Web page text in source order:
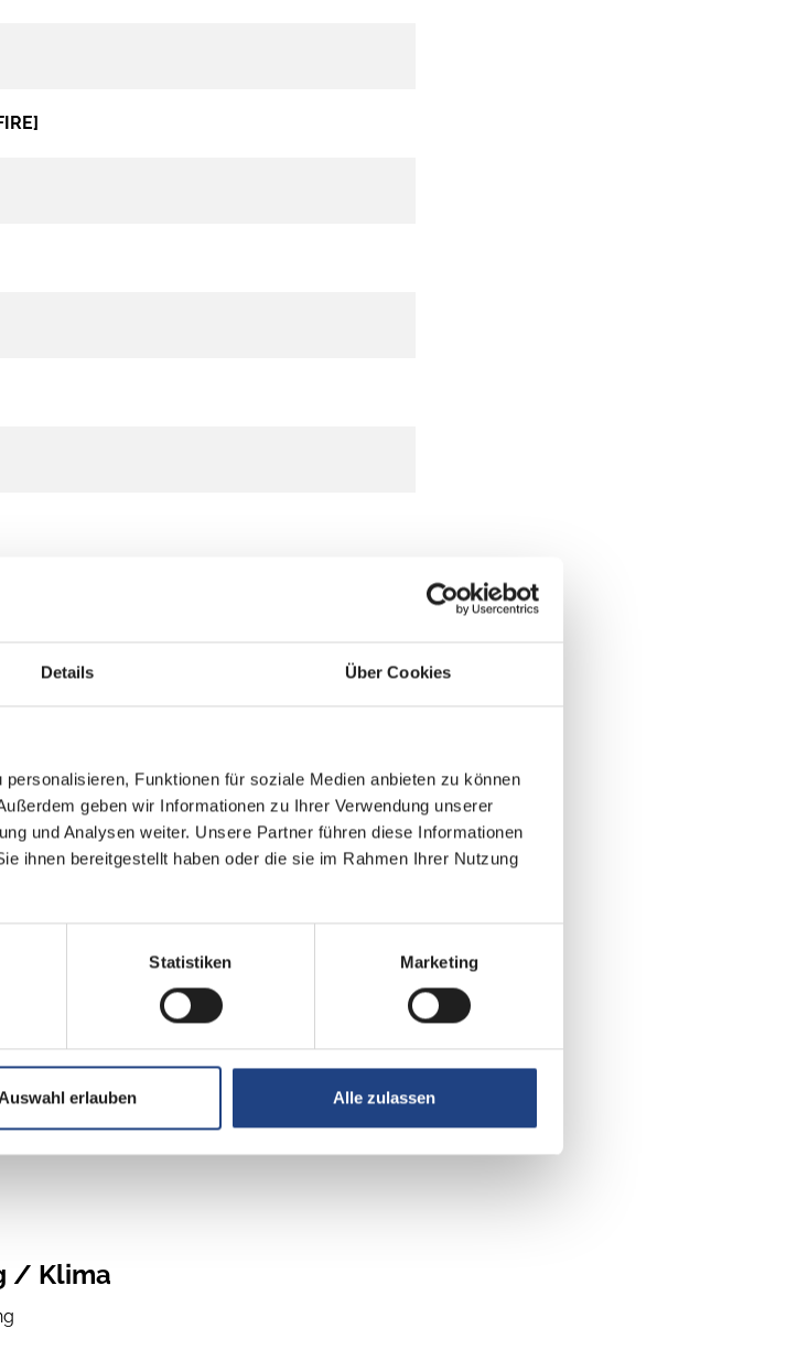
Details Über Cookies
Funktionen für soziale Medien anbieten zu können
geben wir Informationen zu Ihrer Verwendung unserer
und Analysen weiter. Unsere Partner führen diese Informationen
ihnen bereitgestellt haben oder die sie im Rahmen Ihrer Nutzung
Statistiken Marketing
Auswahl erlauben Alle zulassen
PS Automatik
/ Klima